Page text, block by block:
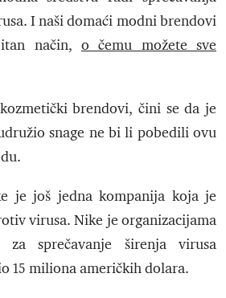
I naši domaći modni brendovi
način, o čemu možete sve
brendovi, čini se da je
snage ne bi li pobedili ovu
je još jedna kompanija koja je
virusa. Nike je organizacijama
za sprečavanje širenja virusa
15 miliona američkih dolara.